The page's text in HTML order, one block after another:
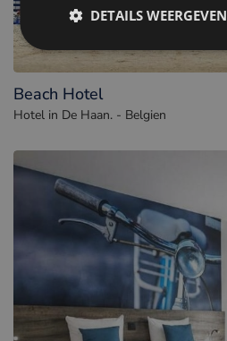
Beach Hotel
Hotel in De Haan. - Belgien
DETAILS WEERGEVEN